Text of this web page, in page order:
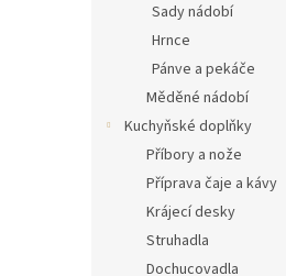
Sady nádobí
Hrnce
Pánve a pekáče
Měděné nádobí
Kuchyňské doplňky
Příbory a nože
Příprava čaje a kávy
Krájecí desky
Struhadla
Dochucovadla